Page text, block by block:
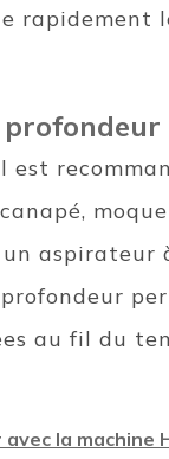
rapidement
est
un
au fil du
la machine